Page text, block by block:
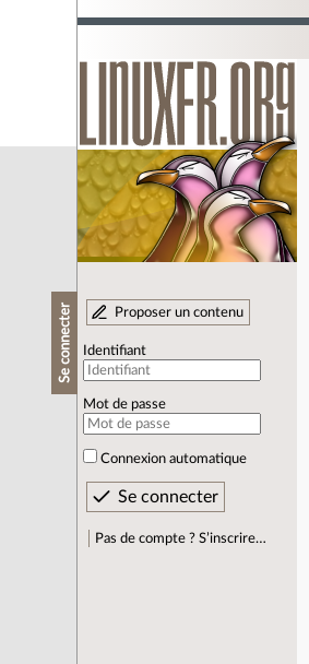
Se connecter Proposer un contenu
Identifiant
Mot de passe
Connexion automatique
Pas de compte ? S’inscrire…